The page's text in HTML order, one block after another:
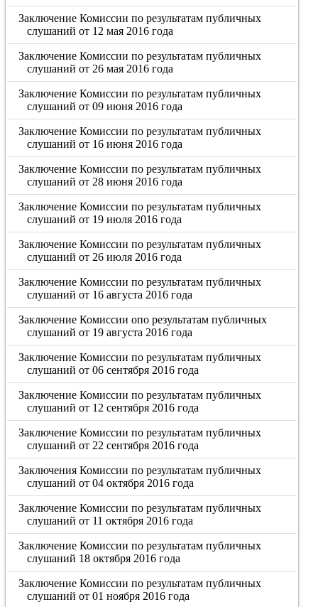
Заключение Комиссии по результатам публичных
слушаний от 12 мая 2016 года
Заключение Комиссии по результатам публичных
слушаний от 26 мая 2016 года
Заключение Комиссии по результатам публичных
слушаний от 09 июня 2016 года
Заключение Комиссии по результатам публичных
слушаний от 16 июня 2016 года
Заключение Комиссии по результатам публичных
слушаний от 28 июня 2016 года
Заключение Комиссии по результатам публичных
слушаний от 19 июля 2016 года
Заключение Комиссии по результатам публичных
слушаний от 26 июля 2016 года
Заключение Комиссии по результатам публичных
слушаний от 16 августа 2016 года
Заключение Комиссии опо результатам публичных
слушаний от 19 августа 2016 года
Заключение Комиссии по результатам публичных
слушаний от 06 сентября 2016 года
Заключение Комиссии по результатам публичных
слушаний от 12 сентября 2016 года
Заключение Комиссии по результатам публичных
слушаний от 22 сентября 2016 года
Заключения Комиссии по результатам публичных
слушаний от 04 октября 2016 года
Заключение Комиссии по результатам публичных
слушаний от 11 октября 2016 года
Заключение Комиссии по результатам публичных
слушаний 18 октября 2016 года
Заключение Комиссии по результатам публичных
слушаний от 01 ноября 2016 года